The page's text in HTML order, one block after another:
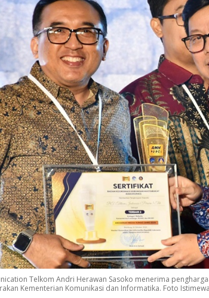
Telkom Andri Herawan Sasoko menerima
Kementerian Komunikasi dan Informatika. Foto